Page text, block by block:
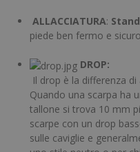
ALLACCIATURA:
piede ben fermo e
DROP:
Il drop è la differenza di
Quando una scarpa ha
tallone si trova 10 mm
scarpe con un drop
sulle caviglie e